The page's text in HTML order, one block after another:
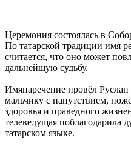
Церемония состоялась в
По татарской традиции имя
считается, что оно может
дальнейшую судьбу. ​
Имянаречение провёл Руслан
мальчику с напутствием,
здоровья и праведного
телеведущая поблагодарила
татарском языке.